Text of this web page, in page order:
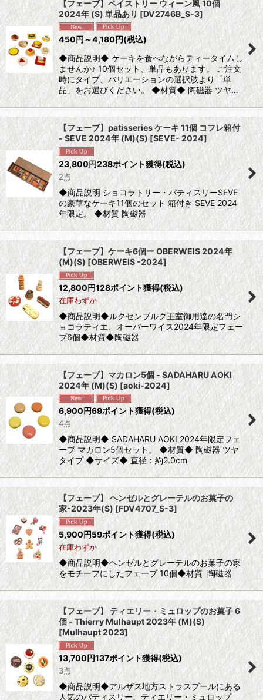
【フェーブ】ペイストリー ウィーン風 10個
2024年 (S) 単品あり [DV2746B_S-3]
450円～4,180円(税込)
◆商品説明◆ ケーキを食べながらティータイムし
ませんか♪ 10個セット、単品もあります。 ご注文
時にタイプ、バリエーションの選択肢より「単
品」をお選びください。 ◆材質◆ 陶磁器 ツヤ…
【フェーブ】patisseries ケーキ 11個 コフレ箱付
- SEVE 2024年 (M)(S)[SEVE- 2024]
23,800円238ポイント獲得(税込)
2点
◆商品説明 ショコラトリー・パティスリーSEVE
の豪華なケーキ11個のセット 箱付き SEVE 2024
年限定。 ◆材質 陶磁器
【フェーブ】ケーキ6個ー OBERWEIS 2024年
(M)(S) [OBERWEIS -2024]
12,800円128ポイント獲得(税込)
在庫わずか
◆商品説明◆ルクセンブルク王室御用達の名門シ
ョコラティエ、オーバーワイス2024年限定フェー
ブ6個◆材質◆陶磁器
【フェーブ】マカロン5個 - SADAHARU AOKI
2024年 (M)(S) [aoki-2024]
6,900円69ポイント獲得(税込)
4点
◆商品説明◆ SADAHARU AOKI 2024年限定フェ
ーブ マカロン5個セット。 ◆材質◆ 陶磁器 ツヤ
タイプ ◆サイズ◆ 直径：約2.0cm
【フェーブ】 ヘンゼルとグレーテルのお菓子の
家-2023年(S)[FDV4707_S-3]
5,900円59ポイント獲得(税込)
在庫わずか
◆商品説明◆ヘンゼルとグレーテルのお菓子の家
をモチーフにしたフェーブ 10個◆材質 陶磁器
【フェーブ】 ティエリー・ミュロップのお菓子 6
個 - Thierry Mulhaupt 2023年 (M)(S)
[Mulhaupt 2023]
13,700円137ポイント獲得(税込)
3点
◆商品説明◆アルザス地方ストラスブールにある
人気のパティスリー、ティエリー・ミュロップ